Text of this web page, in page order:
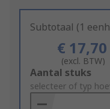
Subtotaal (1
€ 17,70
(excl. BTW)
Add
to
Basket
Aantal stuks
selecteer of typ